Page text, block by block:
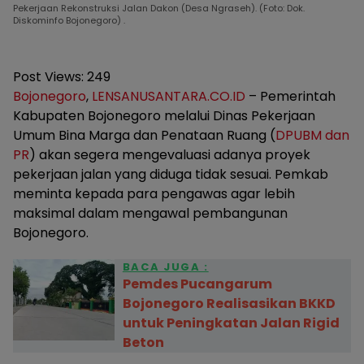
Pekerjaan Rekonstruksi Jalan Dakon (Desa Ngraseh). (Foto: Dok.
Diskominfo Bojonegoro) .
Post Views: 249
Bojonegoro, LENSANUSANTARA.CO.ID – Pemerintah
Kabupaten Bojonegoro melalui Dinas Pekerjaan
Umum Bina Marga dan Penataan Ruang (DPUBM dan
PR) akan segera mengevaluasi adanya proyek
pekerjaan jalan yang diduga tidak sesuai. Pemkab
meminta kepada para pengawas agar lebih
maksimal dalam mengawal pembangunan
Bojonegoro.
BACA JUGA :
Pemdes Pucangarum
Bojonegoro Realisasikan BKKD
untuk Peningkatan Jalan Rigid
Beton